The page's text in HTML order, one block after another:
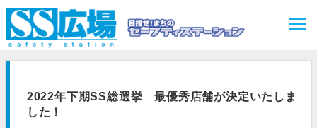
2022年下期SS総選挙 最優秀店舗が決定いたしま
した！